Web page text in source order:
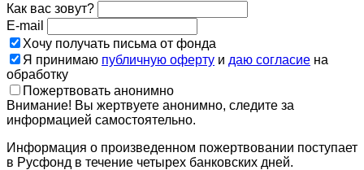
Как вас зовут?
E-mail
Хочу получать письма от фонда
Я принимаю публичную оферту и даю согласие на
обработку
Пожертвовать анонимно
Внимание! Вы жертвуете анонимно, следите за
информацией самостоятельно.
Информация о произведенном пожертвовании поступает
в Русфонд в течение четырех банковских дней.